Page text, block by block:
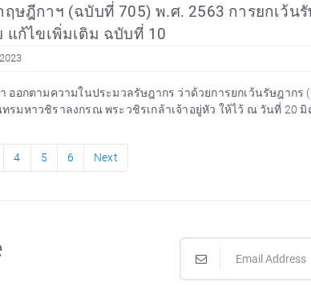
ษฎีกาฯ (ฉบับที่ 705) พ.ศ. 2563 การยกเว้น
แก้ไขเพิ่มเติม ฉบับที่ 10
ออกตามความในประมวลรัษฎากร ว่าด้วยการยกเว้นรัษฎากร (
รมหาวชิราลงกรณ พระวชิรเกล้าเจ้าอยู่หัว ให้ไว้ ณ วันที่ 20
4 5 6 Next